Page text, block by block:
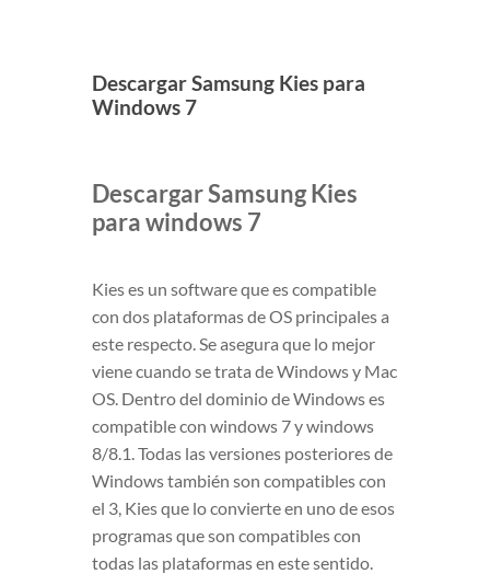
Descargar Samsung Kies para
Windows 7
Descargar Samsung Kies
para windows 7
Kies es un software que es compatible
con dos plataformas de OS principales a
este respecto. Se asegura que lo mejor
viene cuando se trata de Windows y Mac
OS. Dentro del dominio de Windows es
compatible con windows 7 y windows
8/8.1. Todas las versiones posteriores de
Windows también son compatibles con
el 3, Kies que lo convierte en uno de esos
programas que son compatibles con
todas las plataformas en este sentido.